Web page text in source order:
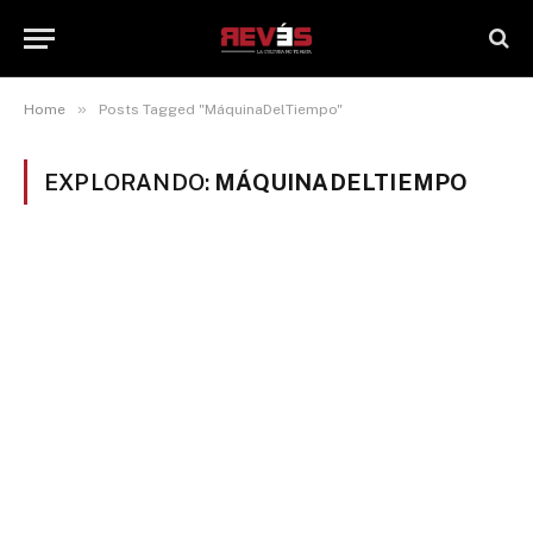
Home » Posts Tagged "MáquinaDelTiempo"
EXPLORANDO: MÁQUINADELTIEMPO